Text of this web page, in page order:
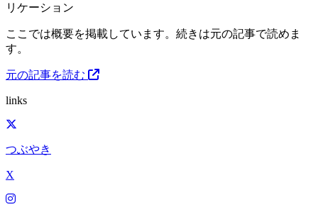
リケーション
ここでは概要を掲載しています。続きは元の記事で読めま
す。
元の記事を読む
links
つぶやき
X